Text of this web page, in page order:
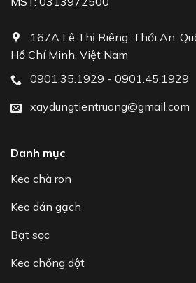
167A Lê Thị Riêng, Thới An,
Hồ Chí Minh, Việt Nam
0901.35.1929 - 0901.45.1929
xaydungtientruong@gmail.com
Danh mục
Keo chà ron
Keo dán gạch
Bạt sọc
Keo chống dột